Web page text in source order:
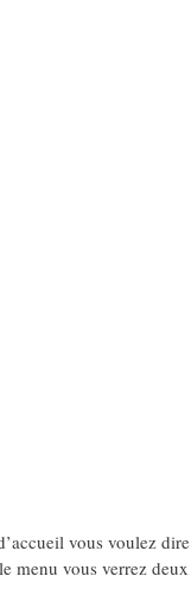
vous voulez
menu vous verrez